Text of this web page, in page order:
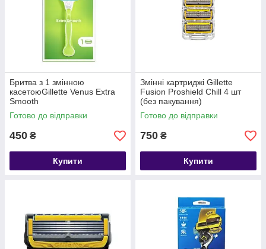
Бритва з 1 змінною
касетоюGillette Venus Extra
Smooth
Готово до відправки
450 ₴
Купити
Змінні картриджі Gillette
Fusion Proshield Chill 4 шт
(без пакування)
Готово до відправки
750 ₴
Купити